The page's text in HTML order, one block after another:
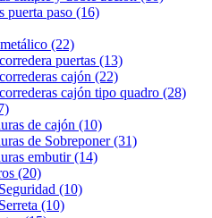
puerta paso (16)
(22)
puertas (13)
cajón (22)
cajón tipo quadro (28)
de cajón (10)
de Sobreponer (31)
embutir (14)
(20)
Seguridad (10)
Serreta (10)